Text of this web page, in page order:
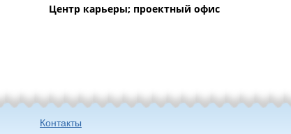
Центр карьеры; проектный офис
Контакты